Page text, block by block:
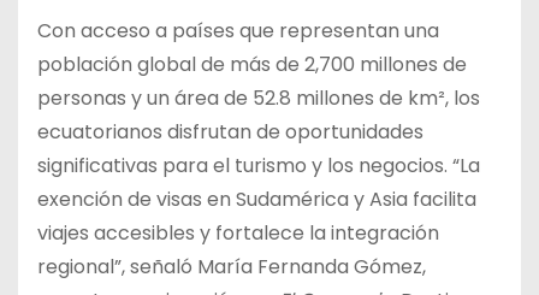
Con acceso a países que representan una
población global de más de 2,700 millones de
personas y un área de 52.8 millones de km², los
ecuatorianos disfrutan de oportunidades
significativas para el turismo y los negocios. “La
exención de visas en Sudamérica y Asia facilita
viajes accesibles y fortalece la integración
regional”, señaló María Fernanda Gómez,